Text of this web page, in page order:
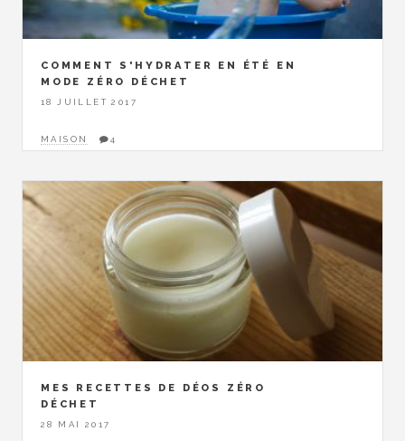
COMMENT S'HYDRATER EN ÉTÉ EN
MODE ZÉRO DÉCHET
18 JUILLET 2017
MAISON 4
MES RECETTES DE DÉOS ZÉRO
DÉCHET
28 MAI 2017